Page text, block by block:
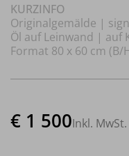
KURZINFO
Originalgemälde |
Öl auf Leinwand | auf
Format 80 x 60 cm (B/
€ 1 500Inkl.